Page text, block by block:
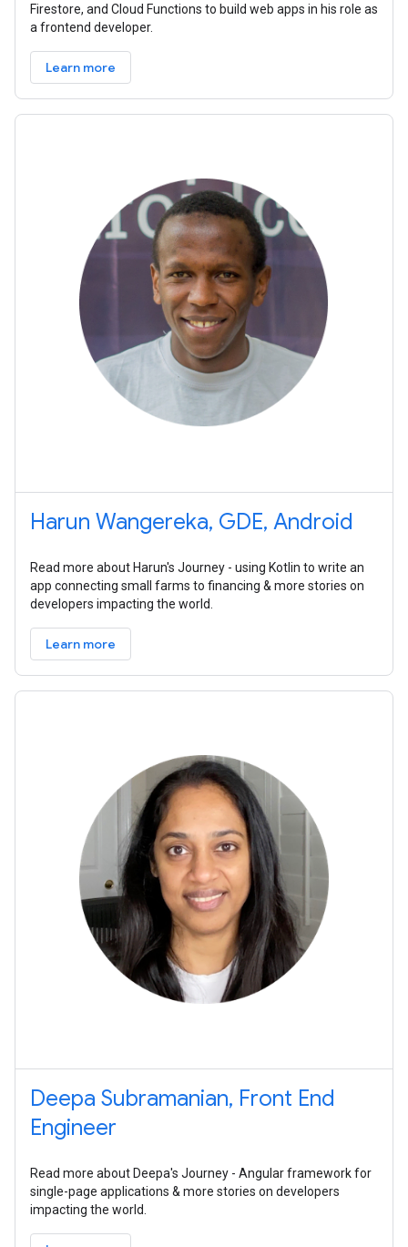
Firestore, and Cloud Functions to build web apps in his role as
a frontend developer.
Learn more
Harun Wangereka, GDE, Android
Read more about Harun's Journey - using Kotlin to write an
app connecting small farms to financing & more stories on
developers impacting the world.
Learn more
Deepa Subramanian, Front End
Engineer
Read more about Deepa's Journey - Angular framework for
single-page applications & more stories on developers
impacting the world.